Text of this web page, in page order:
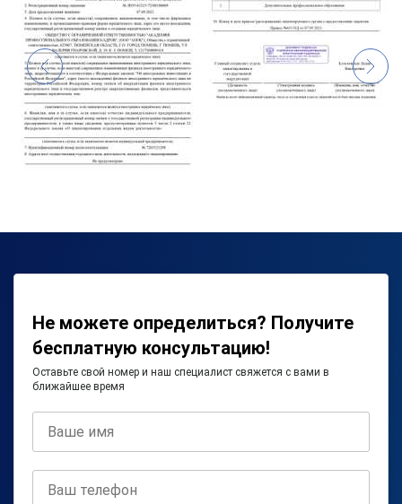
Не можете определиться? Получите
бесплатную консультацию!
Оставьте свой номер и наш специалист свяжется с вами в
ближайшее время